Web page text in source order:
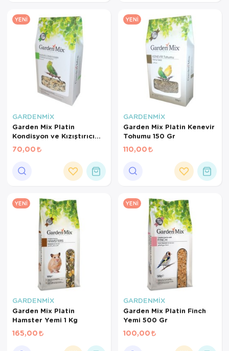
YENI
GARDENMİX
Garden Mix Platin
Kondisyon ve Kızıştırıcı
Yem 150 Gr
70,00
YENI
GARDENMİX
Garden Mix Platin Kenevir
Tohumu 150 Gr
110,00
YENI
GARDENMİX
Garden Mix Platin
Hamster Yemi 1 Kg
165,00
YENI
GARDENMİX
Garden Mix Platin Finch
Yemi 500 Gr
100,00